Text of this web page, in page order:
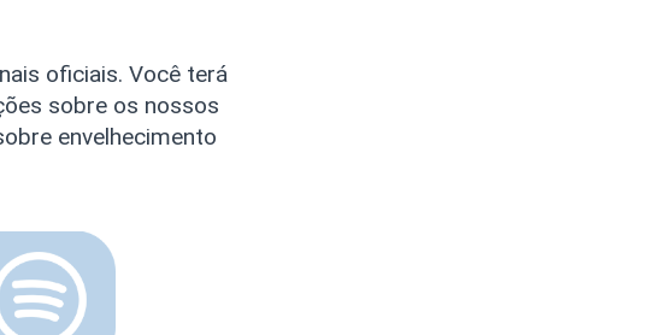
oficiais. Você terá
sobre os nossos
envelhecimento